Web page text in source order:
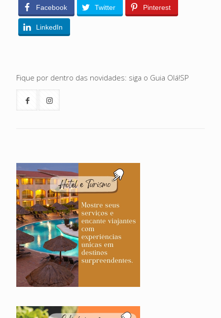
Facebook Twitter Pinterest
LinkedIn
Fique por dentro das novidades: siga o Guia Olá!SP